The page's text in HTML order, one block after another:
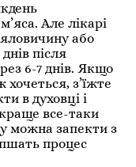
Але лікарі
або
після
6-7 днів. Якщо
з’їжте
в духовці і
краще все-таки
можна запекти з
процес